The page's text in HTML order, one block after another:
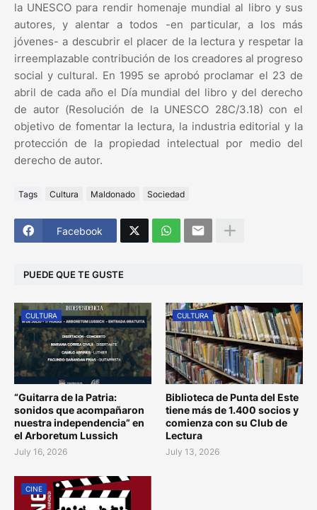
la UNESCO para rendir homenaje mundial al libro y sus
autores, y alentar a todos -en particular, a los más
jóvenes- a descubrir el placer de la lectura y respetar la
irreemplazable contribución de los creadores al progreso
social y cultural. En 1995 se aprobó proclamar el 23 de
abril de cada año el Día mundial del libro y del derecho
de autor (Resolución de la UNESCO 28C/3.18) con el
objetivo de fomentar la lectura, la industria editorial y la
protección de la propiedad intelectual por medio del
derecho de autor.
Tags Cultura Maldonado Sociedad
Facebook
PUEDE QUE TE GUSTE
CULTURA
“Guitarra de la Patria:
sonidos que acompañaron
nuestra independencia” en
el Arboretum Lussich
July 16, 2026
CULTURA
Biblioteca de Punta del Este
tiene más de 1.400 socios y
comienza con su Club de
Lectura
July 13, 2026
CINE